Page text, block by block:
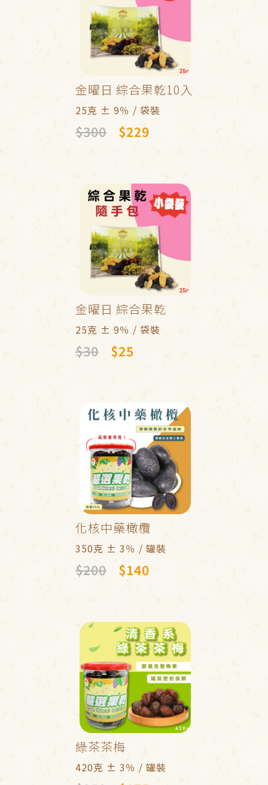
金曜日 綜合果乾10入
25克 ± 9％ / 袋裝
$300 $229
金曜日 綜合果乾
25克 ± 9％ / 袋裝
$30 $25
化核中藥橄欖
350克 ± 3％ / 罐裝
$200 $140
綠茶茶梅
420克 ± 3％ / 罐裝